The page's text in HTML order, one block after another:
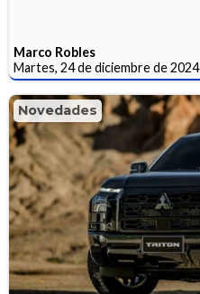
Marco Robles
Martes, 24 de diciembre de 2024
Novedades